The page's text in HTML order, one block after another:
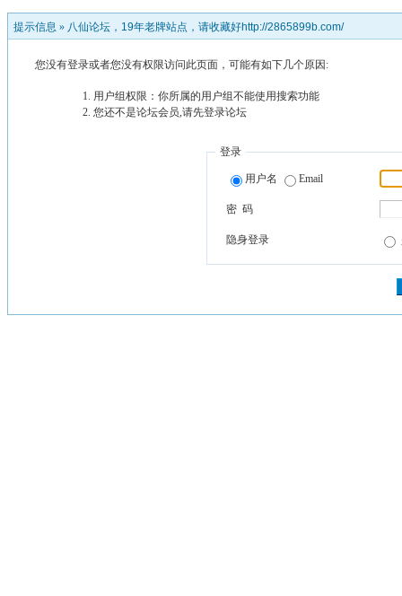
提示信息 » 八仙论坛，19年老牌站点，请收藏好http://2865899b.com/
您没有登录或者您没有权限访问此页面，可能有如下几个原因:
用户组权限：你所属的用户组不能使用搜索功能
您还不是论坛会员,请先登录论坛
登录
用户名 Email
密 码
隐身登录